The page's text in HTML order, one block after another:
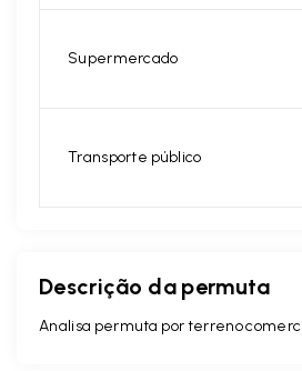
Supermercado
Transporte público
Descrição da permuta
Analisa permuta por terreno